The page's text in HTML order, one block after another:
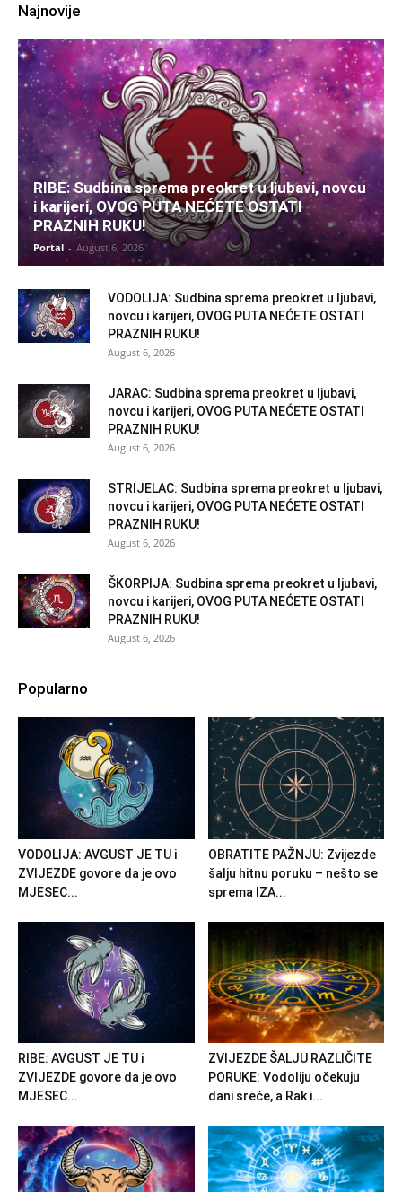
Najnovije
RIBE: Sudbina sprema preokret u ljubavi, novcu
i karijeri, OVOG PUTA NEĆETE OSTATI
PRAZNIH RUKU!
Portal - August 6, 2026
VODOLIJA: Sudbina sprema preokret u ljubavi,
novcu i karijeri, OVOG PUTA NEĆETE OSTATI
PRAZNIH RUKU!
August 6, 2026
JARAC: Sudbina sprema preokret u ljubavi,
novcu i karijeri, OVOG PUTA NEĆETE OSTATI
PRAZNIH RUKU!
August 6, 2026
STRIJELAC: Sudbina sprema preokret u ljubavi,
novcu i karijeri, OVOG PUTA NEĆETE OSTATI
PRAZNIH RUKU!
August 6, 2026
ŠKORPIJA: Sudbina sprema preokret u ljubavi,
novcu i karijeri, OVOG PUTA NEĆETE OSTATI
PRAZNIH RUKU!
August 6, 2026
Popularno
VODOLIJA: AVGUST JE TU i
ZVIJEZDE govore da je ovo
MJESEC...
OBRATITE PAŽNJU: Zvijezde
šalju hitnu poruku – nešto se
sprema IZA...
RIBE: AVGUST JE TU i
ZVIJEZDE govore da je ovo
MJESEC...
ZVIJEZDE ŠALJU RAZLIČITE
PORUKE: Vodoliju očekuju
dani sreće, a Rak i...